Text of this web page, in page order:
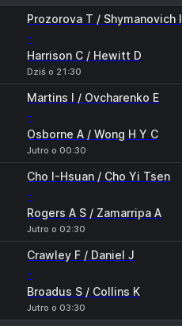
Prozorova T / Shymanovich I
-
Harrison C / Hewitt D
Dziś o 21:30
Martins I / Ovcharenko E
-
Osborne A / Wong H Y C
Jutro o 00:30
Cho I-Hsuan / Cho Yi Tsen
-
Rogers A S / Zamarripa A
Jutro o 02:30
Crawley F / Daniel J
-
Broadus S / Collins K
Jutro o 03:30